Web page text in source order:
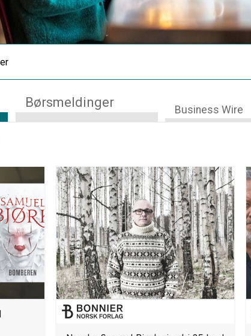
Børsmeldinger Business Wire